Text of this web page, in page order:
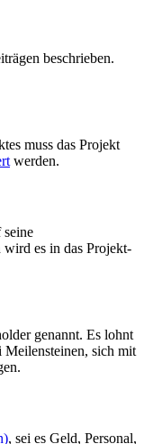
beschrieben.
muss das Projekt
werden.
seine
es in das Projekt-
genannt. Es lohnt
Meilensteinen, sich mit
, sei es Geld, Personal,